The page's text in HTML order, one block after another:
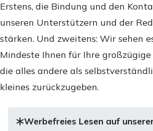
Erstens, die Bindung und den
unseren Unterstützern und der
stärken. Und zweitens: Wir sehen
Mindeste Ihnen für Ihre
die alles andere als
kleines zurückzugeben.
Werbefreies Lesen auf